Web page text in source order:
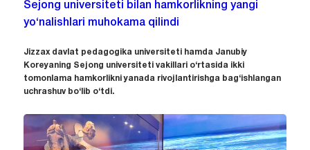
Sejong universiteti bilan hamkorlikning yangi
yo‘nalishlari muhokama qilindi
Jizzax davlat pedagogika universiteti hamda Janubiy
Koreyaning Sejong universiteti vakillari o‘rtasida ikki
tomonlama hamkorlikni yanada rivojlantirishga bag‘ishlangan
uchrashuv bo‘lib o‘tdi.